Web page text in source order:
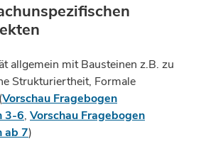
allgemein mit Bausteinen z.B. zu
Strukturiertheit, Formale
Vorschau Fragebogen
3-6, Vorschau Fragebogen
ab 7)